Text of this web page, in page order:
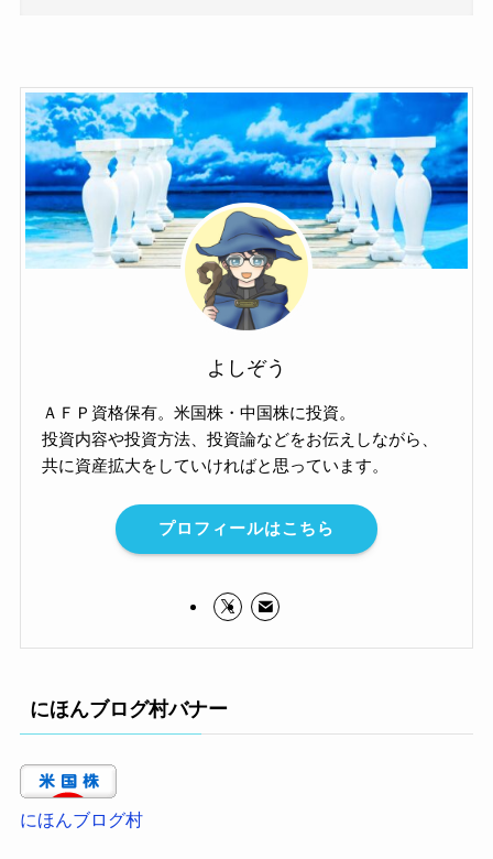
よしぞう
ＡＦＰ資格保有。米国株・中国株に投資。
投資内容や投資方法、投資論などをお伝えしながら、
共に資産拡大をしていければと思っています。
プロフィールはこちら
にほんブログ村バナー
にほんブログ村